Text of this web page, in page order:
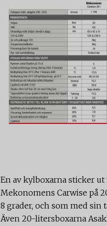
En av kylboxarna sticker
Mekonomens Carwise på
8 grader, och som med
Även 20-litersboxarna